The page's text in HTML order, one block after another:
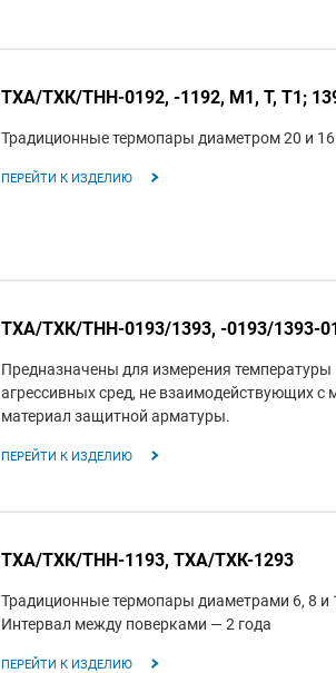
ТХА/ТХК/ТНН-0192, -1192, М1, Т, Т1;
Традиционные термопары диаметром 20 и
ПЕРЕЙТИ К ИЗДЕЛИЮ
ТХА/ТХК/ТНН-0193/1393, -0193/1393-
Предназначены для измерения
агрессивных сред, не взаимодействующих
материал защитной арматуры.
ПЕРЕЙТИ К ИЗДЕЛИЮ
ТХА/ТХК/ТНН-1193, ТХА/ТХК-1293
Традиционные термопары диаметрами 6, 8 и
Интервал между поверками — 2 года
ПЕРЕЙТИ К ИЗДЕЛИЮ